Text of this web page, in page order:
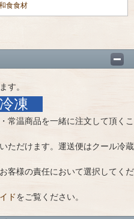
食食材
す。
冷凍
常温商品を一緒に注文して頂くこ
ただけます。運送便はクール冷蔵
客様の責任において選択してくだ
ド をご覧ください。